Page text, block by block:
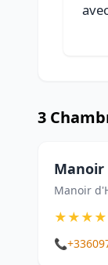
3
Manoir
Manoir
★★★★
📞